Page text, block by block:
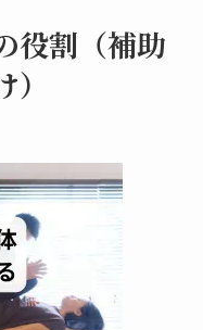
役割（補助